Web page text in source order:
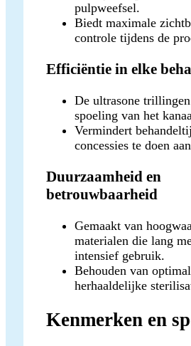
pulpweefsel.
Biedt maximale
controle tijdens de
Efficiëntie in elke
De ultrasone
spoeling van het
Vermindert
concessies te doen
Duurzaamheid en
betrouwbaarheid
Gemaakt van
materialen die lang
intensief gebruik.
Behouden van
herhaaldelijke
Kenmerken en